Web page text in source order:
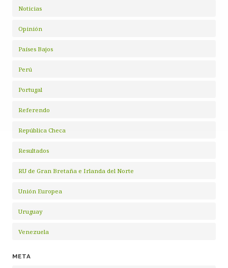
Noticias
Opinión
Países Bajos
Perú
Portugal
Referendo
República Checa
Resultados
RU de Gran Bretaña e Irlanda del Norte
Unión Europea
Uruguay
Venezuela
META